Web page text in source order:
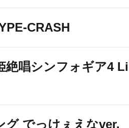
CRASH
絶唱シンフォギア4
グ でっけぇえなver.